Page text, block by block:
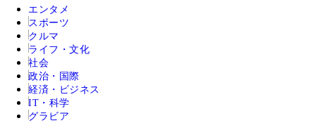
エンタメ
スポーツ
クルマ
ライフ・文化
社会
政治・国際
経済・ビジネス
IT・科学
グラビア